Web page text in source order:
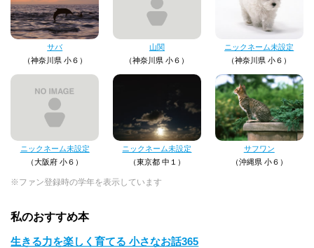
サバ
（神奈川県 小６）
山関
（神奈川県 小６）
ニックネーム未設定
（神奈川県 小６）
ニックネーム未設定
（大阪府 小６）
ニックネーム未設定
（東京都 中１）
サフワン
（沖縄県 小６）
※ファン登録時の学年を表示しています
私のおすすめ本
生きる力を楽しく育てる 小さなお話365